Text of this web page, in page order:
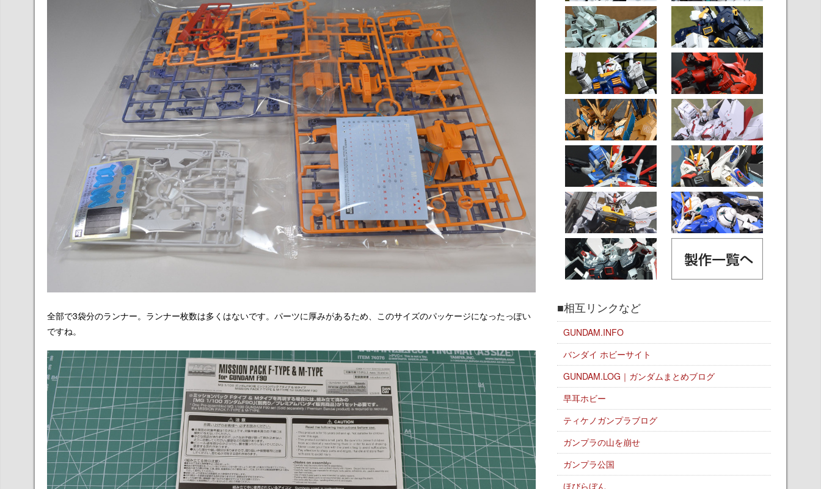
全部で3袋分のランナー。ランナー枚数は多くはないです。パーツに厚みがあるため、このサイズのパッケージになったっぽい
ですね。
■相互リンクなど
GUNDAM.INFO
バンダイ ホビーサイト
GUNDAM.LOG｜ガンダムまとめブログ
早耳ホビー
ティケノガンプラブログ
ガンプラの山を崩せ
ガンプラ公国
ほびらぼん